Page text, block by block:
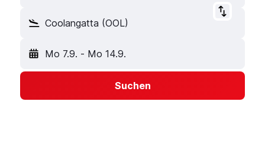
Coolangatta (OOL)
Mo 7.9. - Mo 14.9.
Suchen